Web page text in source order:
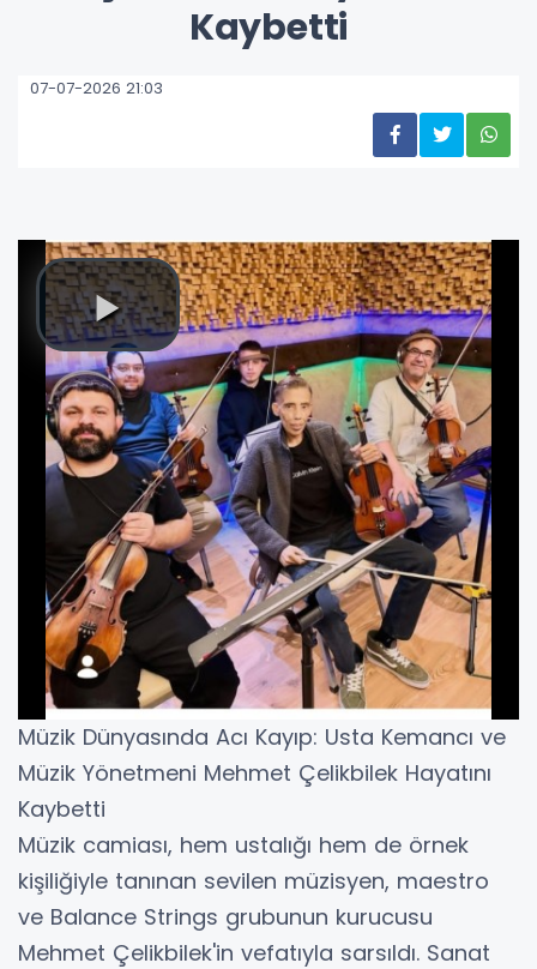
Kaybetti
07-07-2026 21:03
Müzik Dünyasında Acı Kayıp: Usta Kemancı ve
Müzik Yönetmeni Mehmet Çelikbilek Hayatını
Kaybetti
​Müzik camiası, hem ustalığı hem de örnek
kişiliğiyle tanınan sevilen müzisyen, maestro
ve Balance Strings grubunun kurucusu
Mehmet Çelikbilek'in vefatıyla sarsıldı. Sanat